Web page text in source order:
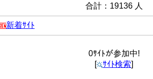
合計：19136 人
新着ｻｲﾄ
0ｻｲﾄが参加中!
[
ｻｲﾄ検索]